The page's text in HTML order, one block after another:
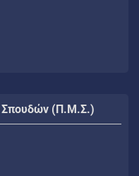
Σπουδών (Π.Μ.Σ.)